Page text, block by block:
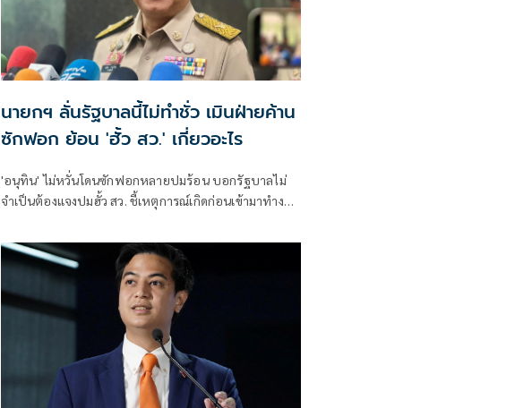
นายกฯ ลั่นรัฐบาลนี้ไม่ทำชั่ว เมินฝ่ายค้าน
ซักฟอก ย้อน 'ฮั้ว สว.' เกี่ยวอะไร
'อนุทิน' ไม่หวั่นโดนซักฟอกหลายปมร้อน บอกรัฐบาลไม่
จำเป็นต้องแจงปมฮั้ว สว. ชี้เหตุการณ์เกิดก่อนเข้ามาทำงาน
องครักษ์พิทักษ์